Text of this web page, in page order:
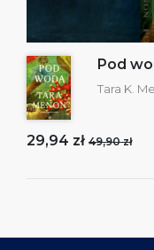
Pod
Tara K.
29,94 zł 49,90 zł